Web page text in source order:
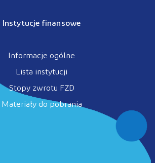
Instytucje finansowe
Informacje ogólne
Lista instytucji
Stopy zwrotu FZD
Materiały do pobrania